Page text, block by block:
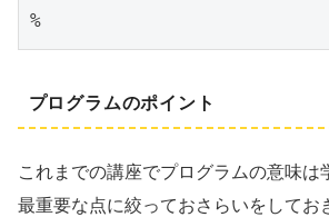
%
プログラムのポイント
これまでの講座でプログラムの意味は
最重要な点に絞っておさらいをしてお